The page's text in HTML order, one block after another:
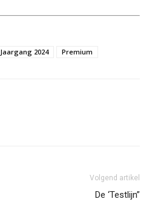
Jaargang 2024 Premium
Volgend artikel
De ‘Testlijn”